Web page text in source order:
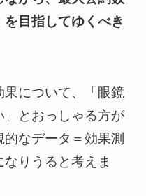
目指してゆくべき
について、「眼鏡
」とおっしゃる方が
なデータ＝効果測
りうると考えま